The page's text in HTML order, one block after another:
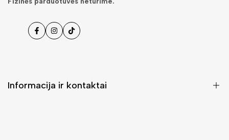
FacebookInstagramas
Tiktok
Informacija ir kontaktai